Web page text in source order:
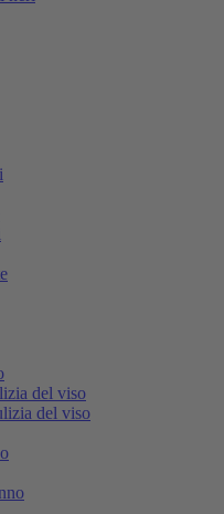
del viso
del viso